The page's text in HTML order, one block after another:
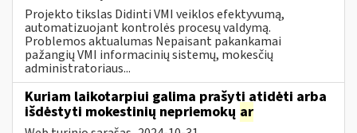
Projekto tikslas Didinti VMI veiklos efektyvumą,
automatizuojant kontrolės procesų valdymą.
Problemos aktualumas Nepaisant pakankamai
pažangių VMI informacinių sistemų, mokesčių
administratoriaus...
Kuriam laikotarpiui galima prašyti atidėti arba
išdėstyti mokestinių nepriemokų ar